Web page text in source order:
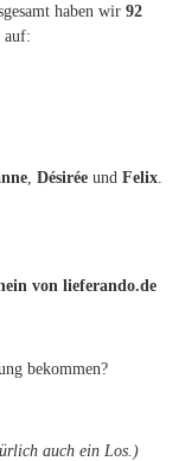
haben wir 92
auf:
Désirée und Felix
von lieferando.de
bekommen?
auch ein Los.)